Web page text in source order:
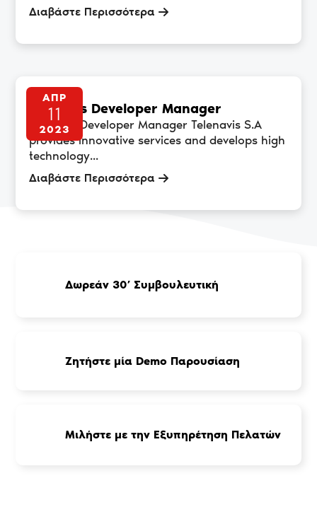
Διαβάστε Περισσότερα
Business Developer Manager
ΑΠΡ
11
2023
Business Developer Manager Telenavis S.A
provides innovative services and develops high
technology...
Διαβάστε Περισσότερα
Δωρεάν 30’ Συμβουλευτική
Ζητήστε μία Demo Παρουσίαση
Μιλήστε με την Εξυπηρέτηση Πελατών